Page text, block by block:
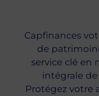
Capfinances
de
service clé en
intégrale
Protégez votre